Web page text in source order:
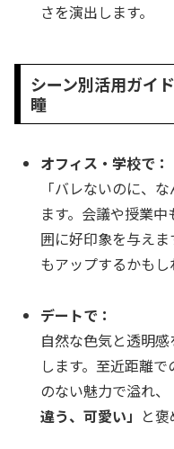
さを演出します。
シーン別活用ガイ
瞳
オフィス・学校で：
「バレないのに、
ます。会議や授業
囲に好印象を与え
もアップするかもし
デートで：
自然な色気と透明
します。至近距離
のない魅力で溢れ、
違う、可愛い」 と